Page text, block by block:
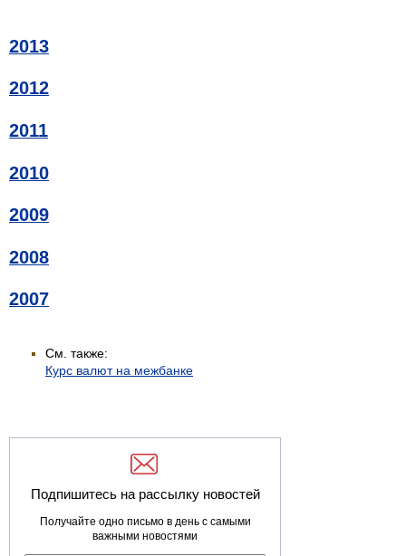
2013
2012
2011
2010
2009
2008
2007
См. также:
Курс валют на межбанке
Подпишитесь на рассылку новостей
Получайте одно письмо в день с самыми
важными новостями